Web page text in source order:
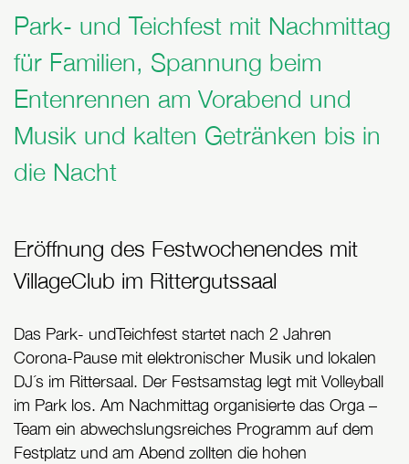
Park- und Teichfest mit Nachmittag
für Familien, Spannung beim
Entenrennen am Vorabend und
Musik und kalten Getränken bis in
die Nacht
Eröffnung des Festwochenendes mit
VillageClub im Rittergutssaal
Das Park- undTeichfest startet nach 2 Jahren
Corona-Pause mit elektronischer Musik und lokalen
DJ´s im Rittersaal. Der Festsamstag legt mit Volleyball
im Park los. Am Nachmittag organisierte das Orga –
Team ein abwechslungsreiches Programm auf dem
Festplatz und am Abend zollten die hohen